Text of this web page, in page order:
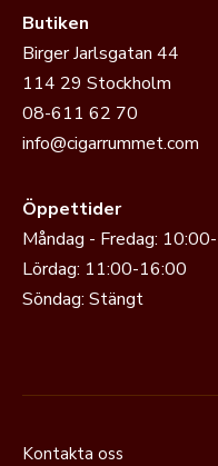
Butiken
Birger Jarlsgatan 44
114 29 Stockholm
08-611 62 70
info@cigarrummet.com
Öppettider
Måndag - Fredag:
Lördag: 11:00-16:00
Söndag: Stängt
Kontakta oss